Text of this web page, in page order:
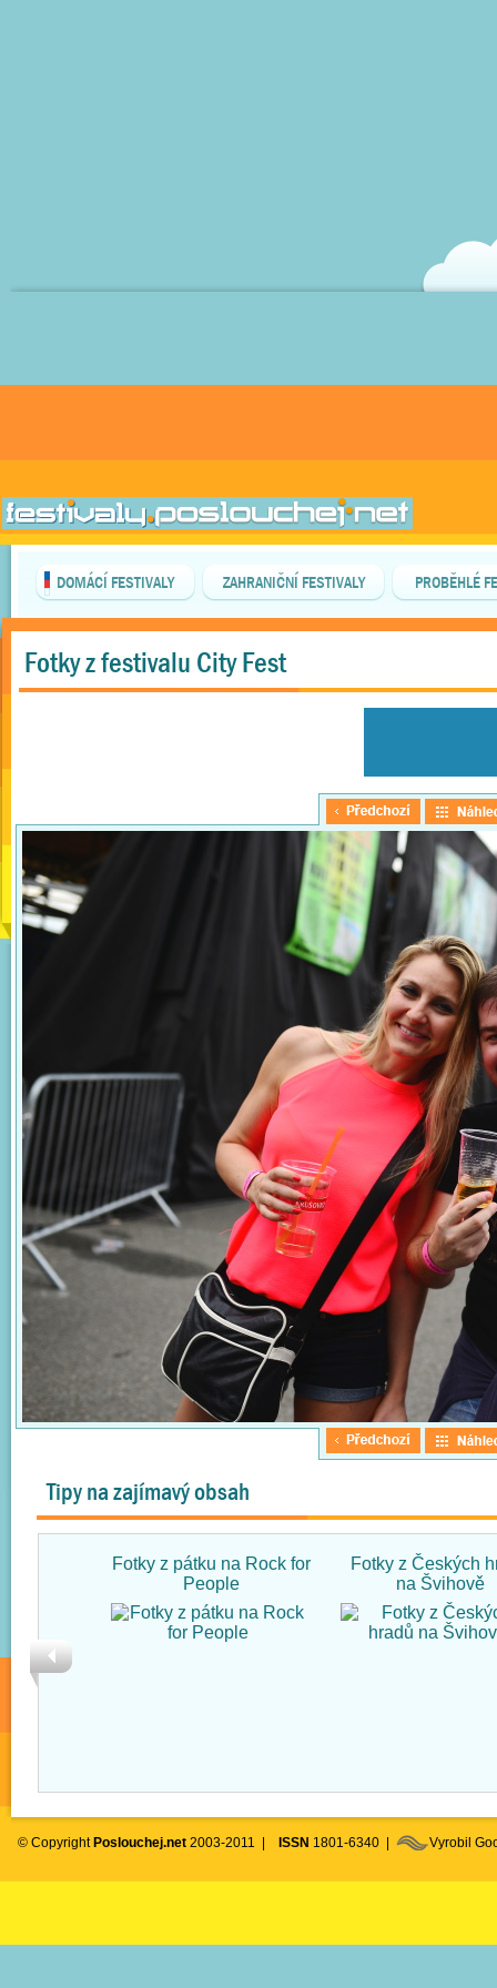
DOMÁCÍ FESTIVALY ZAHRANIČNÍ FESTIVALY PROBĚHLÉ
Fotky z festivalu City Fest
Tipy na zajímavý obsah
Fotky z pátku na Rock for
People
Fotky z Českých
na Švihově
© Copyright Poslouchej.net 2003-2011 | ISSN 1801-6340 | Vyrobil